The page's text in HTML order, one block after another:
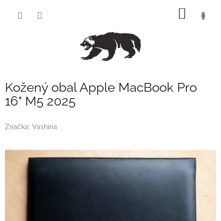
Kožený obal Apple MacBook Pro
16" M5 2025
Značka: Vashina